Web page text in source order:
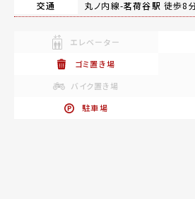
交通
丸ノ内線-茗荷谷駅 徒歩8
エレベーター
ゴミ置き場
バイク置き場
駐車場